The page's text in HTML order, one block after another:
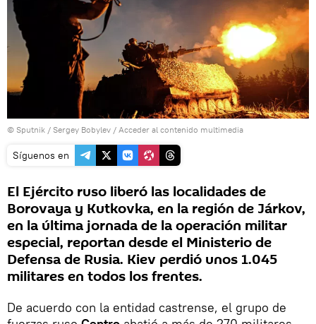
© Sputnik / Sergey Bobylev / Acceder al contenido multimedia
Síguenos en
El Ejército ruso liberó las localidades de
Borovaya y Kutkovka, en la región de Járkov,
en la última jornada de la operación militar
especial, reportan desde el Ministerio de
Defensa de Rusia. Kiev perdió unos 1.045
militares en todos los frentes.
De acuerdo con la entidad castrense, el grupo de